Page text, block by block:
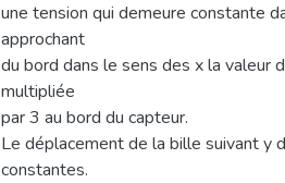
une tension qui demeure constante
approchant
du bord dans le sens des x la valeur
multipliée
par 3 au bord du capteur.
Le déplacement de la bille suivant y
constantes.